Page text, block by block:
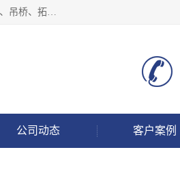
新乡市鑫豫游乐设备有限公司成立于2018年，注册地位于河南省。经营范围包括游乐设备、滑索、滑道、空中自行车、吊桥、拓展器材、攀岩器材、趣桥、悬崖秋千、网红桥、儿童乐园设备、水上乐园设备、丛林穿越设备、音乐呐喊设备、轨道滑车、栈道、玻璃滑道、观景平台、景观包装的设计、制造、销售、安装、维修，景区策划服务。
公司动态 客户案例